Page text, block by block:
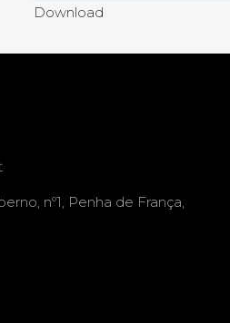
Download
nº1, Penha de França,